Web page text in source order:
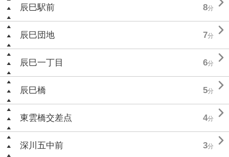
辰巳駅前 8分
辰巳団地 7分 
辰巳一丁目 6分 
辰巳橋 5分 
東雲橋交差点 4分 
深川五中前 3分 